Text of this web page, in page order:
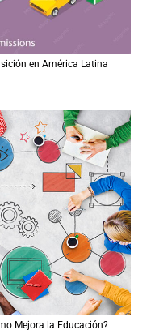
en América Latina
Mejora la Educación?